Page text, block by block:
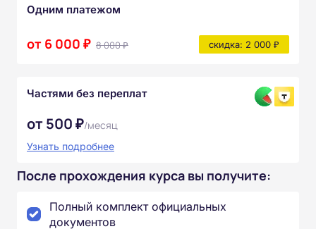
Одним платежом
от 6 000 ₽ 8 000 ₽ скидка: 2 000 ₽
Частями без переплат
от 500 ₽/месяц
Узнать подробнее
После прохождения курса вы получите:
Полный комплект официальных
документов